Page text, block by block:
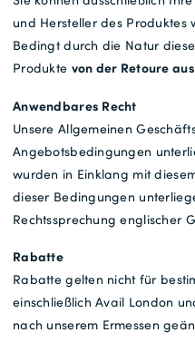
und Hersteller des
Bedingt durch die Natur
Produkte von der Retoure
Anwendbares Recht
Unsere Allgemeinen
Angebotsbedingungen
wurden in Einklang mit
dieser Bedingungen
Rechtssprechung englischer
Rabatte
Rabatte gelten nicht für
einschließlich Avail London
nach unserem Ermessen